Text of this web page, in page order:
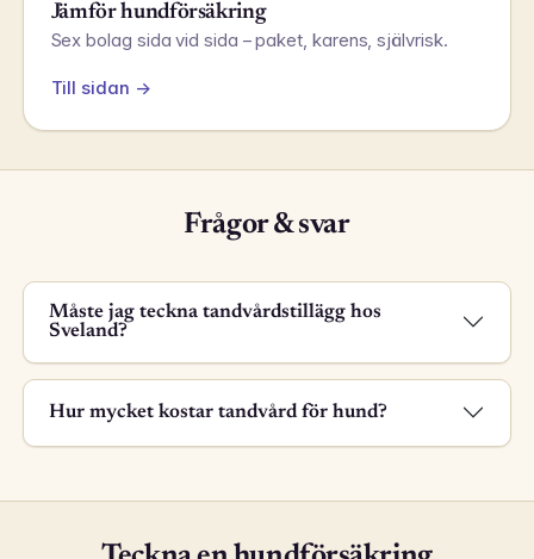
Jämför hundförsäkring
Sex bolag sida vid sida – paket, karens, självrisk.
Till sidan →
Frågor & svar
Måste jag teckna tandvårdstillägg hos
Sveland?
Hur mycket kostar tandvård för hund?